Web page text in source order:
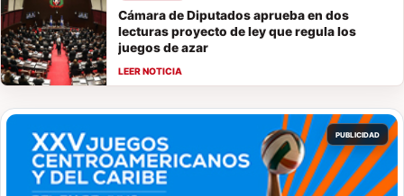
Cámara de Diputados aprueba en dos
lecturas proyecto de ley que regula los
juegos de azar